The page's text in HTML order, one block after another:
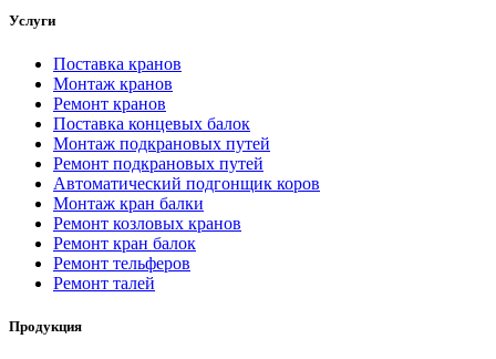
Услуги
Поставка кранов
Монтаж кранов
Ремонт кранов
Поставка концевых балок
Монтаж подкрановых путей
Ремонт подкрановых путей
Автоматический подгонщик коров
Монтаж кран балки
Ремонт козловых кранов
Ремонт кран балок
Ремонт тельферов
Ремонт талей
Продукция